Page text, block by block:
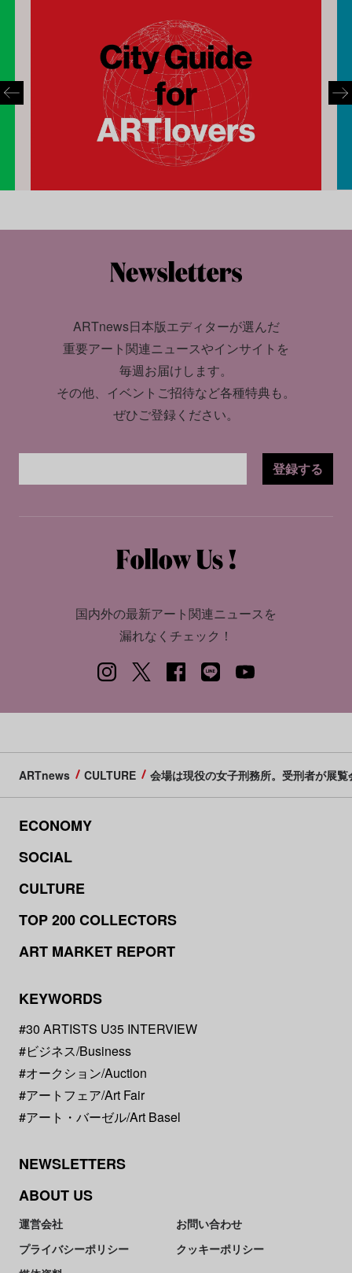
ARTnews日本版エディターが選んだ
重要アート関連ニュースやインサイトを
毎週お届けします。
その他、イベントご招待など各種特典も。
ぜひご登録ください。
登録する
国内外の最新アート関連ニュースを
漏れなくチェック！
ARTnews CULTURE 会場は現役の女子刑務所。受刑者が展
ECONOMY
SOCIAL
CULTURE
TOP 200 COLLECTORS
ART MARKET REPORT
KEYWORDS
#30 ARTISTS U35 INTERVIEW
#ビジネス/Business
#オークション/Auction
#アートフェア/Art Fair
#アート・バーゼル/Art Basel
NEWSLETTERS
ABOUT US
運営会社
お問い合わせ
プライバシーポリシー
クッキーポリシー